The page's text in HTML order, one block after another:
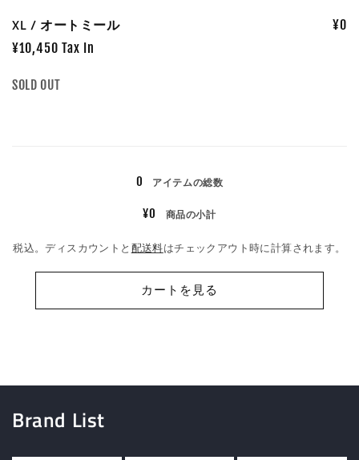
XL / オートミール
¥10,450 Tax In
¥0
数
SOLD OUT
0 アイテムの総数
¥0 商品の小計
税込。ディスカウントと 配送料はチェックアウト時に計算されます。
カートを見る
Brand List